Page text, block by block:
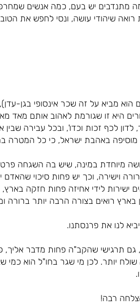
מתנדבים יש בעם, כמה אנשים
שיהודי עושה, ונסי לחפש את הטוב
מביא על זה שכר אינסופי בגן-
היא זו שגורמת לאהוב אותם מאד
לכף זכות וכדו', ובכל עבירה
באהבת ישראל, כי כל המטרה
מיוחדת במינה, שיש בה השגחה
וישירה, וכך יש פחות סיכוי שהאדם
לידי אחיזה פחות חזקה בארץ,
בארץ רואים בצורה הרבה יותר ברורה
לנו את פרנסתנו.
גם תרגישי שהקב"ה פחות מדבר אליך,
יותר. לכן מי שגר בחו"ל הוא כמי
רבה!